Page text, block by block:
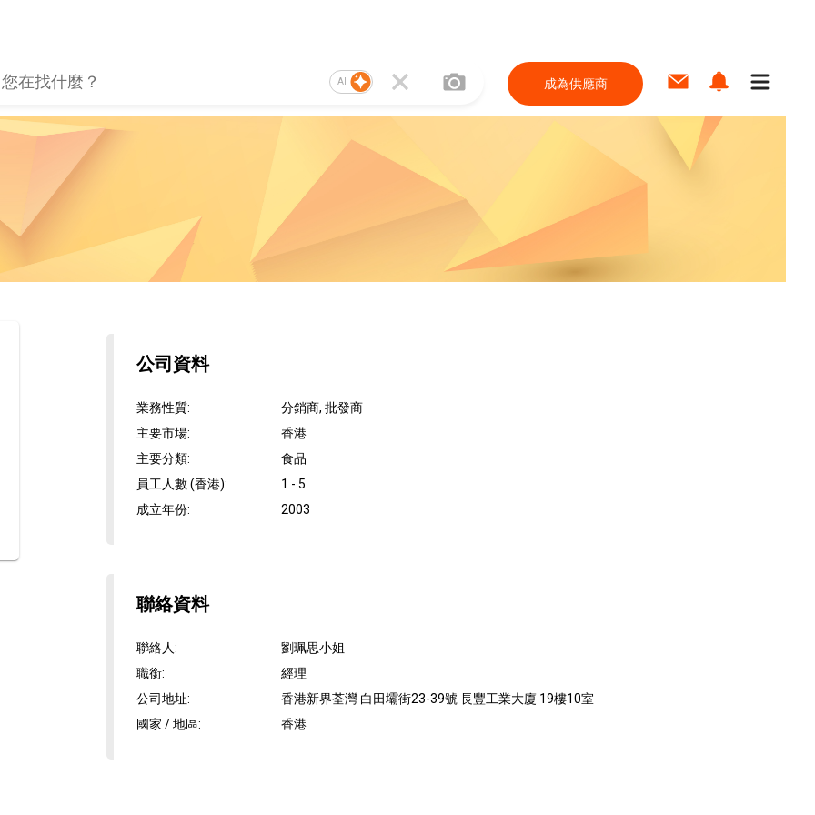
AI 成為供應商
公司資料
業務性質:
分銷商, 批發商
主要市場:
香港
主要分類:
食品
員工人數 (香港):
1 - 5
成立年份: 2003
聯絡資料
聯絡人:
劉珮思小姐
職銜:
經理
公司地址:
香港新界荃灣 白田壩街23-39號 長豐工業大廈 19樓10室
國家 / 地區: 香港